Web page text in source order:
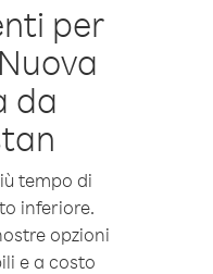
per
da
tempo di
inferiore.
opzioni
e a costo